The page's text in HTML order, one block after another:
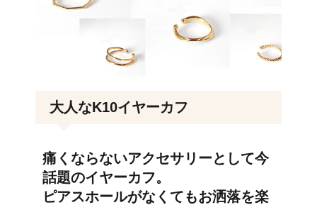
大人なK10イヤーカフ
痛くならないアクセサリーとして今
話題のイヤーカフ。
ピアスホールがなくてもお洒落を楽